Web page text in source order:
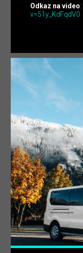
Odkaz na video:
v=51y_KdFqdV0